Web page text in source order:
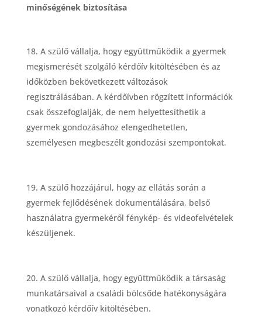
minőségének biztosítása
A szülő vállalja, hogy együttműködik a gyermek
megismerését szolgáló kérdőív kitöltésében és az
időközben bekövetkezett változások
regisztrálásában. A kérdőívben rögzített információk
csak összefoglalják, de nem helyettesíthetik a
gyermek gondozásához elengedhetetlen,
személyesen megbeszélt gondozási szempontokat.
A szülő hozzájárul, hogy az ellátás során a
gyermek fejlődésének dokumentálására, belső
használatra gyermekéről fénykép- és videofelvételek
készüljenek.
A szülő vállalja, hogy együttműködik a társaság
munkatársaival a családi bölcsőde hatékonyságára
vonatkozó kérdőív kitöltésében.